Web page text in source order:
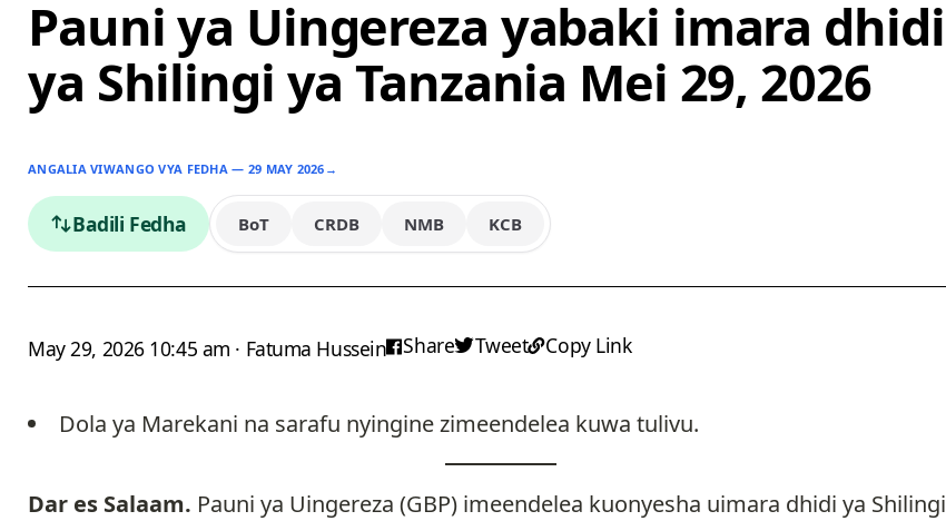
Pauni ya Uingereza yabaki imara dhidi
ya Shilingi ya Tanzania Mei 29, 2026
ANGALIA VIWANGO VYA FEDHA — 29 MAY 2026 →
Badili Fedha BoT CRDB NMB KCB
May 29, 2026 10:45 am · Fatuma Hussein Share Tweet Copy Link
Dola ya Marekani na sarafu nyingine zimeendelea kuwa tulivu.
Dar es Salaam. Pauni ya Uingereza (GBP) imeendelea kuonyesha uimara dhidi ya Shilingi